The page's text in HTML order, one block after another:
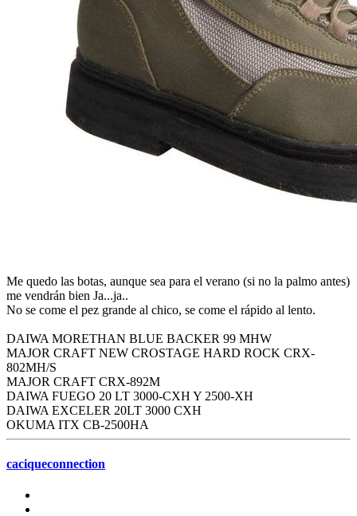
Me quedo las botas, aunque sea para el verano (si no la palmo antes)
me vendrán bien Ja...ja..
No se come el pez grande al chico, se come el rápido al lento.
DAIWA MORETHAN BLUE BACKER 99 MHW
MAJOR CRAFT NEW CROSTAGE HARD ROCK CRX-
802MH/S
MAJOR CRAFT CRX-892M
DAIWA FUEGO 20 LT 3000-CXH Y 2500-XH
DAIWA EXCELER 20LT 3000 CXH
OKUMA ITX CB-2500HA
caciqueconnection